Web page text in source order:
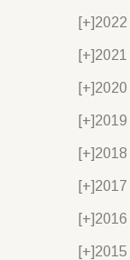
[+]2022
[+]2021
[+]2020
[+]2019
[+]2018
[+]2017
[+]2016
[+]2015